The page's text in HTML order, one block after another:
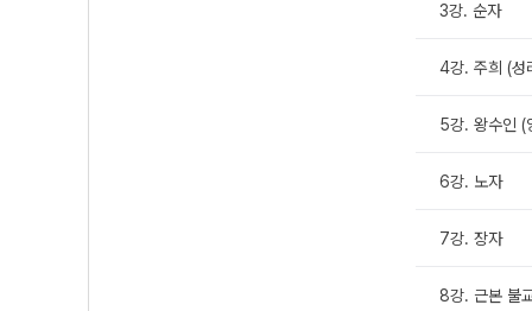
3강. 순자
4강. 주희 (성
5강. 왕수인 (
6강. 노자
7강. 장자
8강. 근본 불